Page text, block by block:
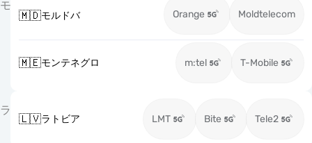
モ
🇲🇩モルドバ Orange Moldtelecom
🇲🇪モンテネグロ m:tel T-Mobile
ラ
🇱🇻ラトビア LMT Bite Tele2